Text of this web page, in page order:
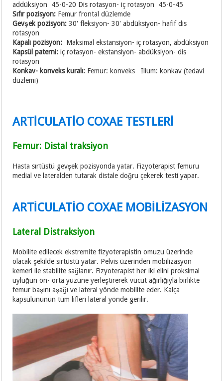
addüksiyon 45-0-20 Dis rotasyon- iç rotasyon 45-0-45
Sıfır pozisyon: Femur frontal düzlemde
Gevşek pozisyon:30' fleksiyon- 30' abdüksiyon- hafif dis
rotasyon
Kapalı pozisyon: Maksimal ekstansiyon- iç rotasyon, abdüksiyon
Kapsül paterni: iç rotasyon- ekstansiyon- abdüksiyon- dis
rotasyon
Konkav- konveks kuralı: Femur: konveks Ilium: konkav (tedavi
düzlemi)
ARTİCULATİO COXAE TESTLERİ
Femur: Distal traksiyon
Hasta sırtüstü gevşek pozisyonda yatar. Fizyoterapist femuru
medial ve lateralden tutarak distale doğru çekerek testi yapar.
ARTİCULATİO COXAE MOBİLİZASYON
Lateral Distraksiyon
Mobilite edilecek ekstremite fizyoterapistin omuzu üzerinde
olacak şekilde sırtüstü yatar. Pelvis üzerinden mobilizasyon
kemeri ile stabilite sağlanır. Fizyoterapist her iki elini proksimal
uyluğun ön- orta yüzüne yerleştirerek vücut ağırlığıyla birlikte
femur başını aşağı ve lateral yönde mobilite eder. Kalça
kapsülününün tüm lifleri lateral yönde gerilir.